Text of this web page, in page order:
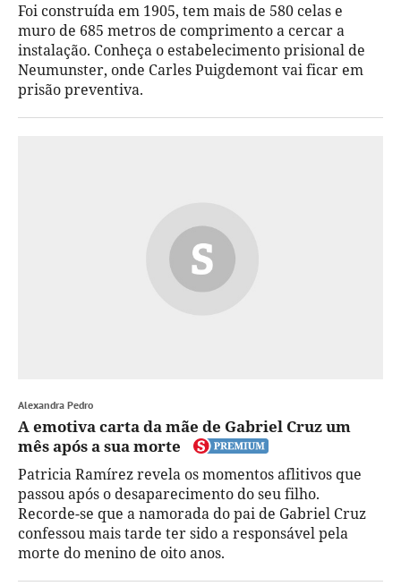
Foi construída em 1905, tem mais de 580 celas e
muro de 685 metros de comprimento a cercar a
instalação. Conheça o estabelecimento prisional de
Neumunster, onde Carles Puigdemont vai ficar em
prisão preventiva.
Alexandra Pedro
A emotiva carta da mãe de Gabriel Cruz um
mês após a sua morte
Patricia Ramírez revela os momentos aflitivos que
passou após o desaparecimento do seu filho.
Recorde-se que a namorada do pai de Gabriel Cruz
confessou mais tarde ter sido a responsável pela
morte do menino de oito anos.